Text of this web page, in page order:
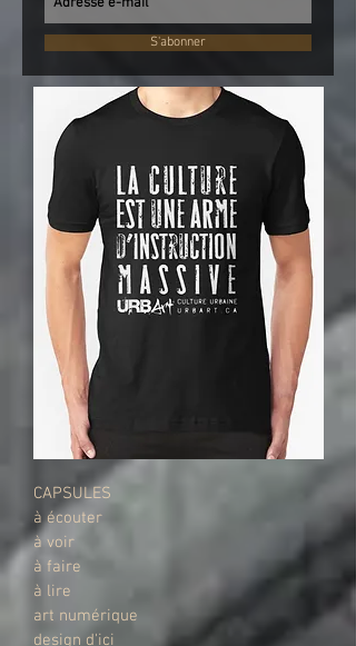
S'abonner
CAPSULES
à écouter
à voir
à faire
à lire
art numérique
design d'ici